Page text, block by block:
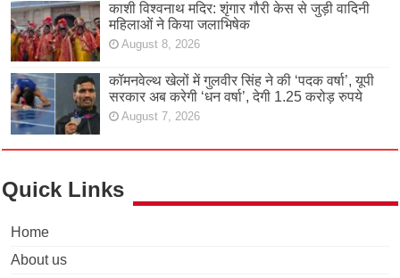
काशी विश्वनाथ मदिर: शृंगार गौरी केस से जुड़ी वादिनी
महिलाओं ने किया जलाभिषेक
August 8, 2026
कॉमनवेल्थ खेलों में गुलवीर सिंह ने की ‘पदक वर्षा’, यूपी
सरकार अब करेगी ‘धन वर्षा’, देगी 1.25 करोड़ रुपये
August 7, 2026
Quick Links
Home
About us